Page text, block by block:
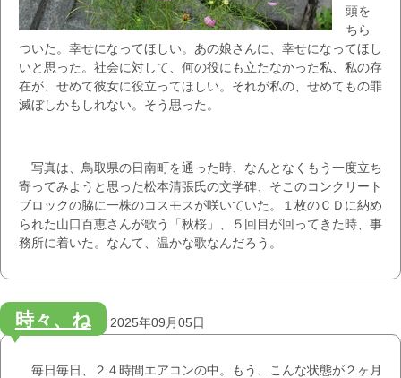
頭を
ちら
ついた。幸せになってほしい。あの娘さんに、幸せになってほし
いと思った。社会に対して、何の役にも立たなかった私、私の存
在が、せめて彼女に役立ってほしい。それが私の、せめてもの罪
滅ぼしかもしれない。そう思った。
写真は、鳥取県の日南町を通った時、なんとなくもう一度立ち
寄ってみようと思った松本清張氏の文学碑、そこのコンクリート
ブロックの脇に一株のコスモスが咲いていた。１枚のＣＤに納め
られた山口百恵さんが歌う「秋桜」、５回目が回ってきた時、事
務所に着いた。なんて、温かな歌なんだろう。
時々、ね 2025年09月05日
毎日毎日、２４時間エアコンの中。もう、こんな状態が２ヶ月